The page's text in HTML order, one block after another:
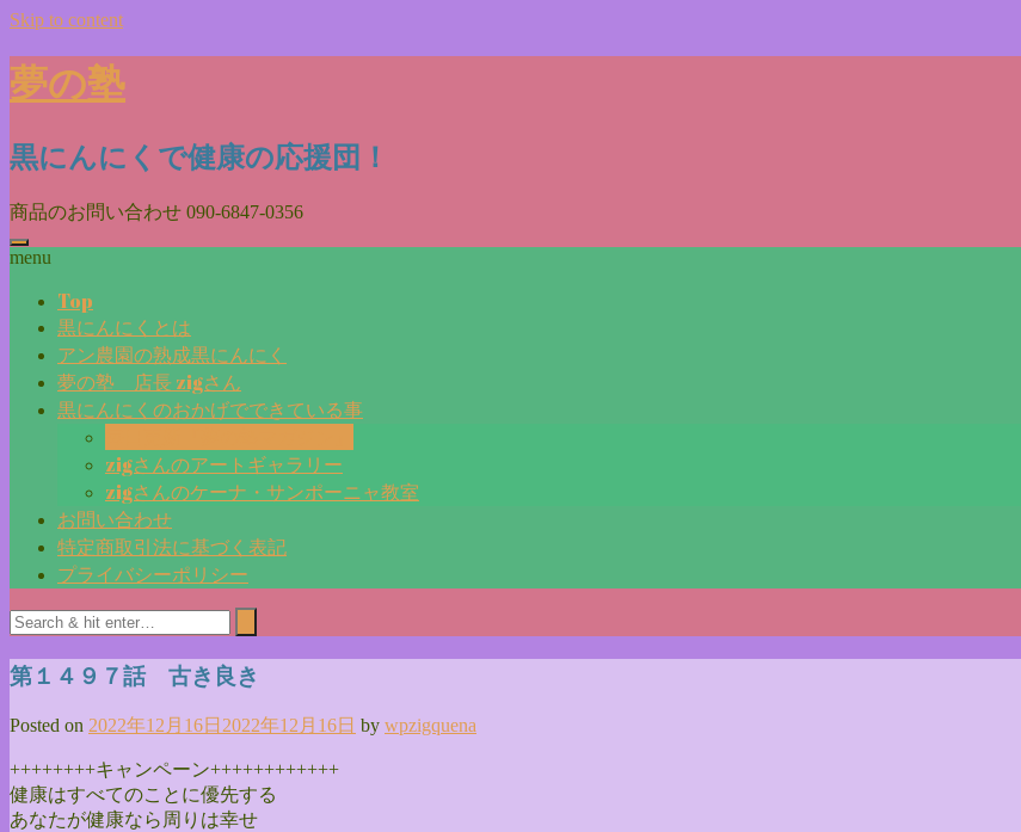
Skip to content
夢の塾
黒にんにくで健康の応援団！
商品のお問い合わせ 090-6847-0356
menu
Top
黒にんにくとは
アン農園の熟成黒にんにく
夢の塾 店長 zigさん
黒にんにくのおかげでできている事
zigさんのアートギャラリー
zigさんのケーナ・サンポーニャ教室
お問い合わせ
特定商取引法に基づく表記
プライバシーポリシー
第１４９７話 古き良き
Posted on 2022年12月16日 2022年12月16日 by wpzigquena
++++++++キャンペーン++++++++++++
健康はすべてのことに優先する
あなたが健康なら周りは幸せ